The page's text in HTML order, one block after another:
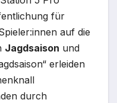
für
auf die
Jagdsaison und
erleiden
durch